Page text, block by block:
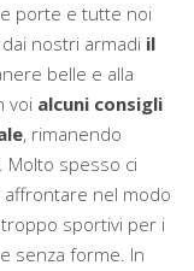
porte e tutte noi
nostri armadi il
belle e alla
voi alcuni consigli
, rimanendo
Molto spesso ci
nel modo
sportivi per i
senza forme. In